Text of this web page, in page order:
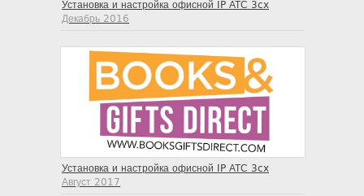
Установка и настройка офисной IP АТС 3cx
Декабрь 2016
Установка и настройка офисной IP АТС 3cx
Август 2017